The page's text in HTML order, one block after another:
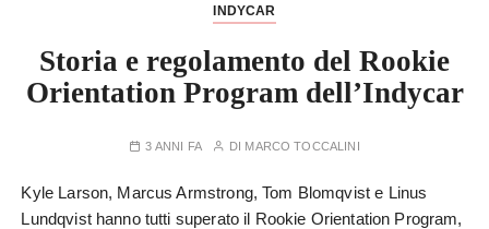
INDYCAR
Storia e regolamento del Rookie
Orientation Program dell’Indycar
3 ANNI FA DI MARCO TOCCALINI
Kyle Larson, Marcus Armstrong, Tom Blomqvist e Linus
Lundqvist hanno tutti superato il Rookie Orientation Program,